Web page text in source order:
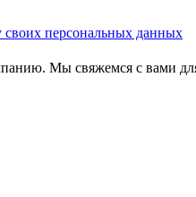
своих персональных данных
Мы свяжемся с вами